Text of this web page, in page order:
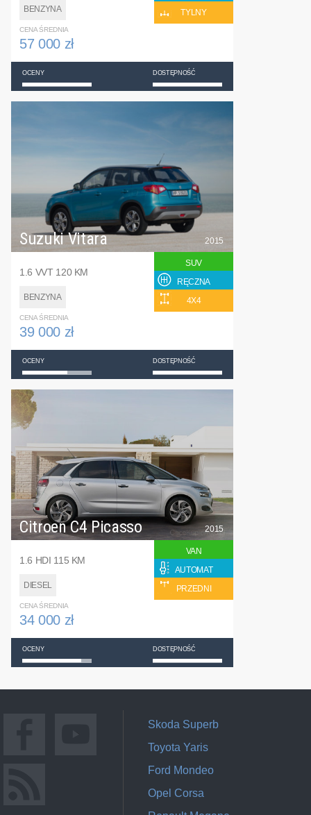
BENZYNA
TYLNY
CENA ŚREDNIA
57 000 zł
OCENY DOSTĘPNOŚĆ
Suzuki Vitara
1.6 VVT 120 KM
BENZYNA
2015
SUV
RĘCZNA
4X4
CENA ŚREDNIA
39 000 zł
OCENY DOSTĘPNOŚĆ
Citroen C4 Picasso
1.6 HDI 115 KM
DIESEL
2015
VAN
AUTOMAT
PRZEDNI
CENA ŚREDNIA
34 000 zł
OCENY DOSTĘPNOŚĆ
Skoda Superb
Toyota Yaris
Ford Mondeo
Opel Corsa